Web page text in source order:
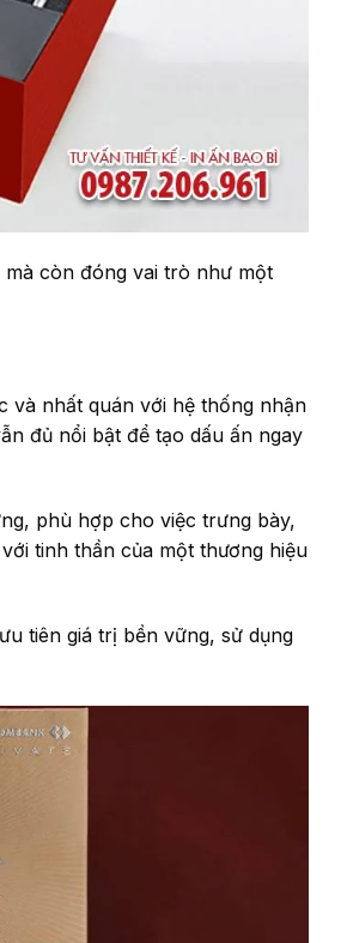
còn đóng vai trò như một
và nhất quán với hệ thống nhận
đủ nổi bật để tạo dấu ấn ngay
phù hợp cho việc trưng bày,
tinh thần của một thương hiệu
tiên giá trị bền vững, sử dụng